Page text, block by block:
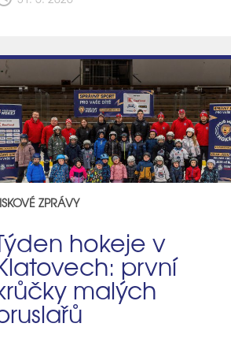
ZPRÁVY
hokeje v
první
malých